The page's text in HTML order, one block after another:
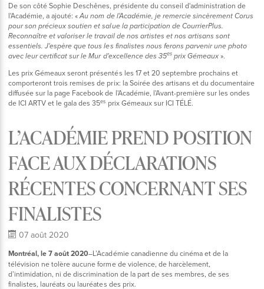
De son côté Sophie Deschênes, présidente du conseil d'administration de
l'Académie, a ajouté: «Au nom de l'Académie, je remercie sincèrement Corus
pour son précieux soutien et salue la participation de CourrierPlus.
Reconnaître et valoriser le travail de nos artistes et nos artisans sont
essentiels. J'espère que tous les finalistes nous ferons parvenir une photo
avec leur certificat sur le Mur d'excellence des 35esprix Gémeaux ».
Les prix Gémeaux seront présentés les 17 et 20 septembre prochains et
comporteront trois remises de prix: la Soirée des artisans et du documentaire
diffusée sur la page Facebook de l'Académie, l'Avant-première sur les ondes
de ICI ARTV et le gala des 35es prix Gémeaux sur ICI TÉLÉ.
L’ACADÉMIE PREND POSITION
FACE AUX DÉCLARATIONS
RÉCENTES CONCERNANT SES
FINALISTES
07 août 2020
Montréal, le 7 août 2020–L’Académie canadienne du cinéma et de la
télévision ne tolère aucune forme de violence, de harcèlement,
d’intimidation, ni de discrimination de la part de ses membres, de ses
finalistes, lauréats ou lauréates des prix.